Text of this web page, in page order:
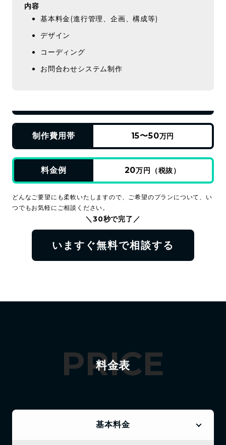
内容
基本料金(進行管理、企画、構成等)
デザイン
コーディング
お問合わせシステム制作
制作費用帯 15〜50万円
料金例 20万円（税抜）
どんなご要望にも柔軟いたしますので、ご希望のプランについて、い
つでもお気軽にご相談ください。
＼30秒で完了／
いますぐ無料で相談する
料金表
PRICE
基本料金